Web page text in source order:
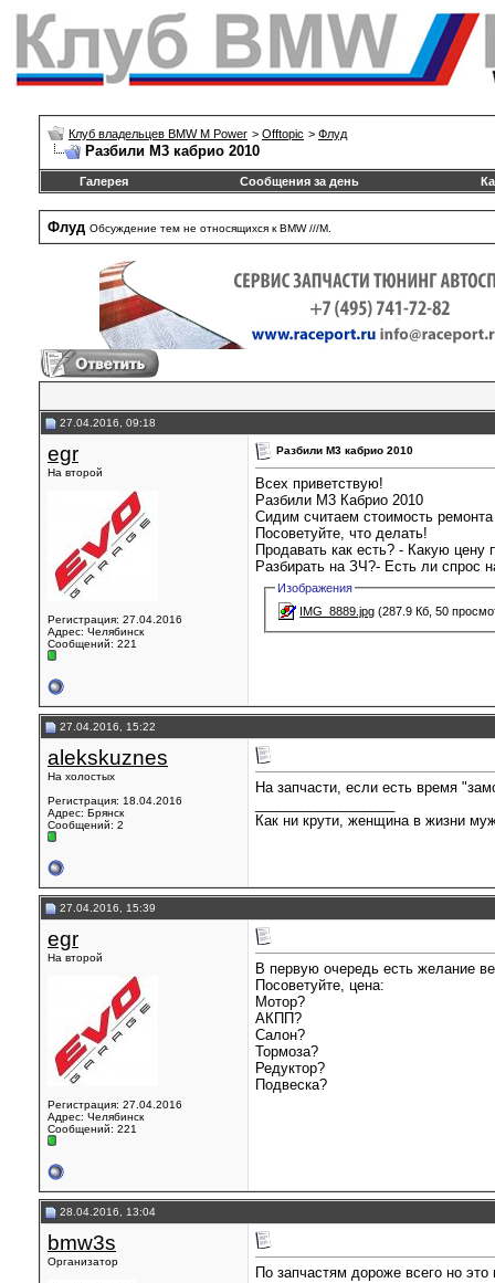
Клуб владельцев BMW M Power > Offtopic > Флуд
Разбили М3 кабрио 2010
Галерея Сообщения за день
Флуд Обсуждение тем не относящихся к BMW ///М.
27.04.2016, 09:18
egr
На второй
Регистрация: 27.04.2016
Адрес: Челябинск
Сообщений: 221
Разбили М3 кабрио 2010
Всех приветствую!
Разбили М3 Кабрио 2010
Сидим считаем стоимость
Посоветуйте, что делать!
Продавать как есть? - Какую цену
Разбирать на ЗЧ?- Есть ли спрос
Изображения
IMG_8889.jpg (287.9 Кб, 50
27.04.2016, 15:22
alekskuznes
На холостых
Регистрация: 18.04.2016
Адрес: Брянск
Сообщений: 2
На запчасти, если есть время
Как ни крути, женщина в жизни
27.04.2016, 15:39
egr
На второй
Регистрация: 27.04.2016
Адрес: Челябинск
Сообщений: 221
В первую очередь есть желание
Посоветуйте, цена:
Мотор?
АКПП?
Салон?
Тормоза?
Редуктор?
Подвеска?
28.04.2016, 13:04
bmw3s
Организатор
По запчастям дороже всего но это